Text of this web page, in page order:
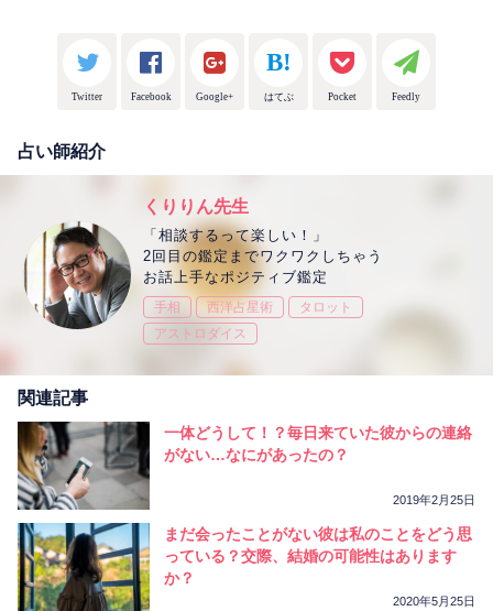
Twitter Facebook Google+ はてぶ Pocket Feedly
占い師紹介
くりりん先生
「相談するって楽しい！」
2回目の鑑定までワクワクしちゃう
お話上手なポジティブ鑑定
手相 西洋占星術
タロット
アストロダイス
関連記事
一体どうして！？毎日来ていた彼からの連絡
がない…なにがあったの？
2019年2月25日
まだ会ったことがない彼は私のことをどう思
っている？交際、結婚の可能性はあります
か？
2020年5月25日